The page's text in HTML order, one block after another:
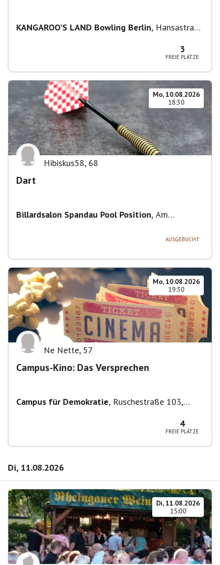
KANGAROO'S LAND Bowling Berlin, Hansastraße
3
FREIE PLÄTZE
Mo, 10.08.2026
18:30
Hibiskus58, 68
Dart
Billardsalon Spandau Pool Position, Am
AUSGEBUCHT
Mo, 10.08.2026
19:30
Ne Nette, 57
Campus-Kino: Das Versprechen
Campus für Demokratie, Ruschestraße 103,
4
FREIE PLÄTZE
Di, 11.08.2026
Di, 11.08.2026
15:00